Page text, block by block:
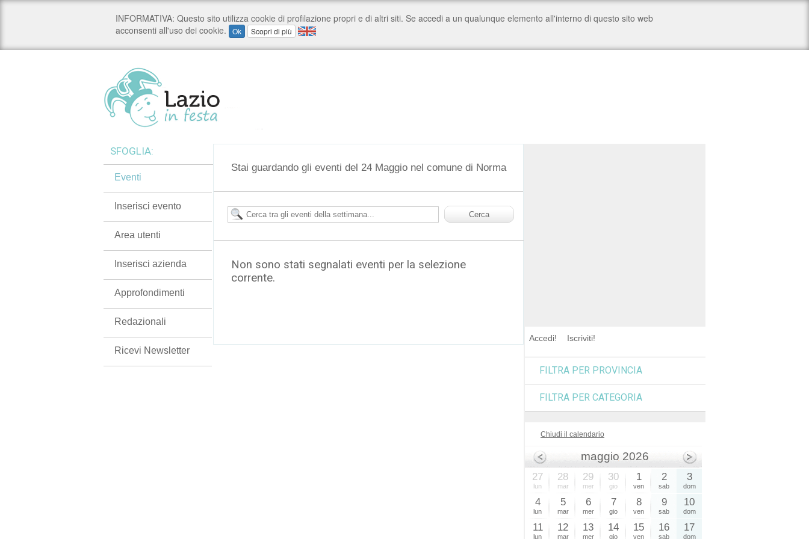
Stai guardando gli eventi del 24 Maggio nel comune di Norma
Non sono stati segnalati eventi per la selezione
corrente.
SFOGLIA:
Eventi
Inserisci evento
Area utenti
Inserisci azienda
Approfondimenti
Redazionali
Ricevi Newsletter
Accedi! Iscriviti!
FILTRA PER PROVINCIA
FILTRA PER CATEGORIA
Chiudi il calendario
maggio 2026
27
lun
28
mar
29
mer
30
gio
1
ven
2
sab
3
dom
4
lun
5
mar
6
mer
7
gio
8
ven
9
sab
10
dom
11
lun
12
mar
13
mer
14
gio
15
ven
16
sab
17
dom